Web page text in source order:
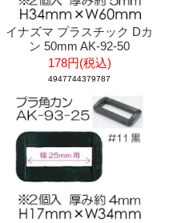
イナズマ プラスチック Dカ
ン 50mm AK-92-50
178円(税込)
4947744379787